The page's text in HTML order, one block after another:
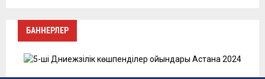
БАННЕРЛЕР